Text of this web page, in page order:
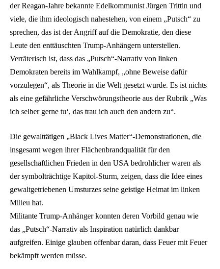
der Reagan-Jahre bekannte Edelkommunist Jürgen Trittin und
viele, die ihm ideologisch nahestehen, von einem „Putsch“ zu
sprechen, das ist der Angriff auf die Demokratie, den diese
Leute den enttäuschten Trump-Anhängern unterstellen.
Verräterisch ist, dass das „Putsch“-Narrativ von linken
Demokraten bereits im Wahlkampf, „ohne Beweise dafür
vorzulegen“, als Theorie in die Welt gesetzt wurde. Es ist nichts
als eine gefährliche Verschwörungstheorie aus der Rubrik „Was
ich selber gerne tu‘, das trau ich auch den andern zu“.
Die gewalttätigen „Black Lives Matter“-Demonstrationen, die
insgesamt wegen ihrer Flächenbrandqualität für den
gesellschaftlichen Frieden in den USA bedrohlicher waren als
der symbolträchtige Kapitol-Sturm, zeigen, dass die Idee eines
gewaltgetriebenen Umsturzes seine geistige Heimat im linken
Milieu hat.
Militante Trump-Anhänger konnten deren Vorbild genau wie
das „Putsch“-Narrativ als Inspiration natürlich dankbar
aufgreifen. Einige glauben offenbar daran, dass Feuer mit Feuer
bekämpft werden müsse.